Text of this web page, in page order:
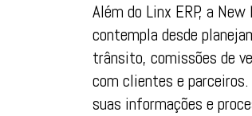
Além do Linx ERP, a
contempla desde
trânsito, comissões de
com clientes e
suas informações e